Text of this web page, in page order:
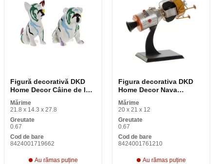
Figură decorativă DKD
Home Decor Câine de lac
multicolor 20 x 12. 5 x 17.
5 cm (2 bucăţi)
Mărime
21.8 x 14.3 x 27.8
Greutate
0.67
Cod de bare
8424001719662
Au rămas puține
Figura decorativa DKD
Home Decor Nava
spatiala Negru Argint
Vintage 20 x 12 x 21 cm
Mărime
20 x 21 x 12
Greutate
0.67
Cod de bare
8424001761210
Au rămas puține